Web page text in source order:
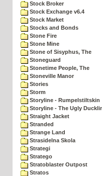
Stock Broker
Stock Exchange v6.4
Stock Market
Stocks and Bonds
Stone Fire
Stone Mine
Stone of Sisyphus, The
Stoneguard
Stonetime People, The
Stoneville Manor
Stories
Storm
Storyline - Rumpelstiltskin
Storyline - The Ugly
Straight Jacket
Stranded
Strange Land
Strasidelna Skola
Strategi
Stratego
Stratoblaster Outpost
Stratos